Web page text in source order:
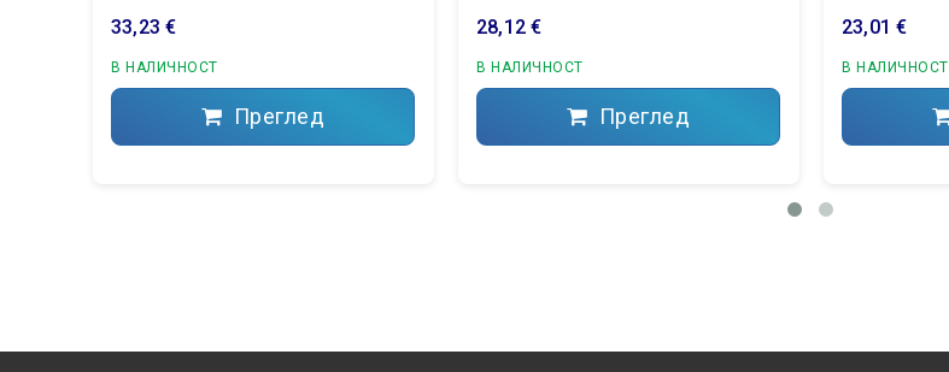
33,23 €
В НАЛИЧНОСТ
Преглед
28,12 €
В НАЛИЧНОСТ
Преглед
23,01 €
В НАЛИЧНОСТ